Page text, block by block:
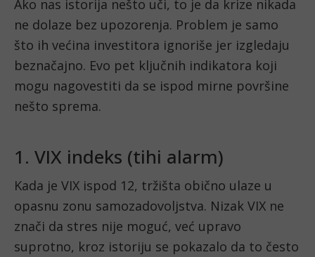
Ako nas istorija nešto uči, to je da krize nikada
ne dolaze bez upozorenja. Problem je samo
što ih većina investitora ignoriše jer izgledaju
beznačajno. Evo pet ključnih indikatora koji
mogu nagovestiti da se ispod mirne površine
nešto sprema.
1. VIX indeks (tihi alarm)
Kada je VIX ispod 12, tržišta obično ulaze u
opasnu zonu samozadovoljstva. Nizak VIX ne
znači da stres nije moguć, već upravo
suprotno, kroz istoriju se pokazalo da to često